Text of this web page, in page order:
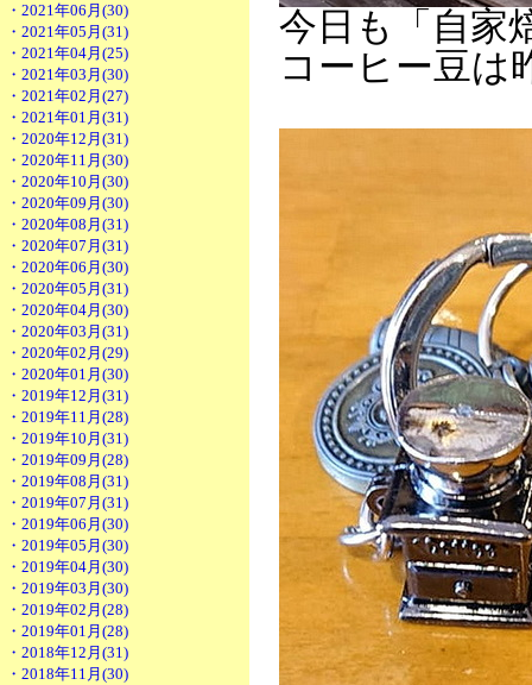
・2021年06月(30)
・2021年05月(31)
・2021年04月(25)
・2021年03月(30)
・2021年02月(27)
・2021年01月(31)
・2020年12月(31)
・2020年11月(30)
・2020年10月(30)
・2020年09月(30)
・2020年08月(31)
・2020年07月(31)
・2020年06月(30)
・2020年05月(31)
・2020年04月(30)
・2020年03月(31)
・2020年02月(29)
・2020年01月(30)
・2019年12月(31)
・2019年11月(28)
・2019年10月(31)
・2019年09月(28)
・2019年08月(31)
・2019年07月(31)
・2019年06月(30)
・2019年05月(30)
・2019年04月(30)
・2019年03月(30)
・2019年02月(28)
・2019年01月(28)
・2018年12月(31)
・2018年11月(30)
今日も「自家
コーヒー豆は